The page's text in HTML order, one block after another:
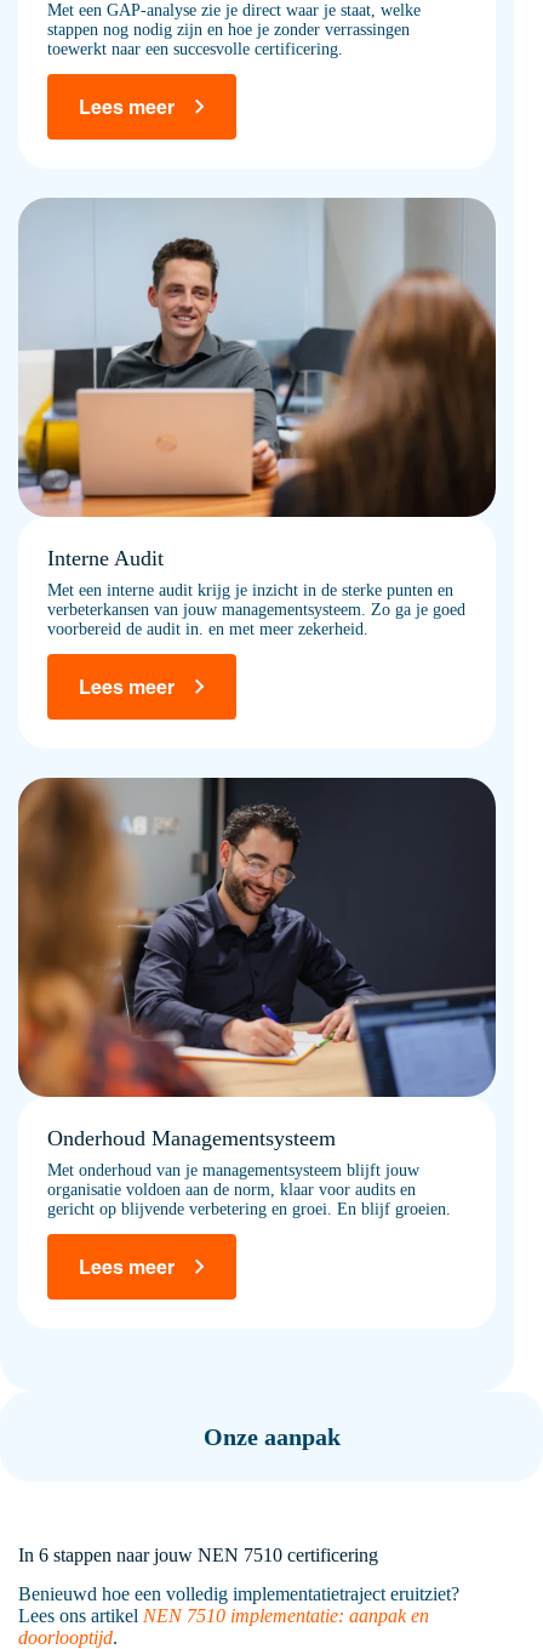
Met een GAP-analyse zie je direct waar je staat, welke
stappen nog nodig zijn en hoe je zonder verrassingen
toewerkt naar een succesvolle certificering.
Lees meer
Interne Audit
Met een interne audit krijg je inzicht in de sterke punten en
verbeterkansen van jouw managementsysteem. Zo ga je goed
voorbereid de audit in. en met meer zekerheid.
Lees meer
Onderhoud Managementsysteem
Met onderhoud van je managementsysteem blijft jouw
organisatie voldoen aan de norm, klaar voor audits en
gericht op blijvende verbetering en groei. En blijf groeien.
Lees meer
Onze aanpak
In 6 stappen naar jouw NEN 7510 certificering
Benieuwd hoe een volledig implementatietraject eruitziet?
Lees ons artikel NEN 7510 implementatie: aanpak en
doorlooptijd.